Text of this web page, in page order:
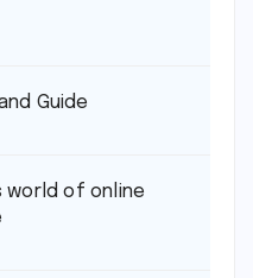
Guide
world of online